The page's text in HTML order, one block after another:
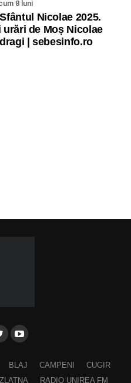
8 luni
Nicolae 2025.
urări de Moș Nicolae
| sebesinfo.ro
BLAJ CAMPENI
CUGIR
ZLATNA RADIO UNIREA FM